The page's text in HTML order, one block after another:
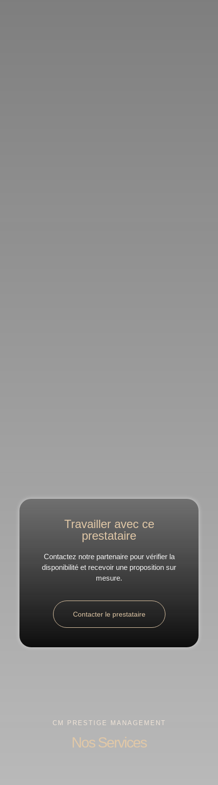
Travailler avec ce
prestataire
Contactez notre partenaire pour vérifier la
disponibilité et recevoir une proposition sur
mesure.
Contacter le prestataire
CM PRESTIGE MANAGEMENT
Nos Services